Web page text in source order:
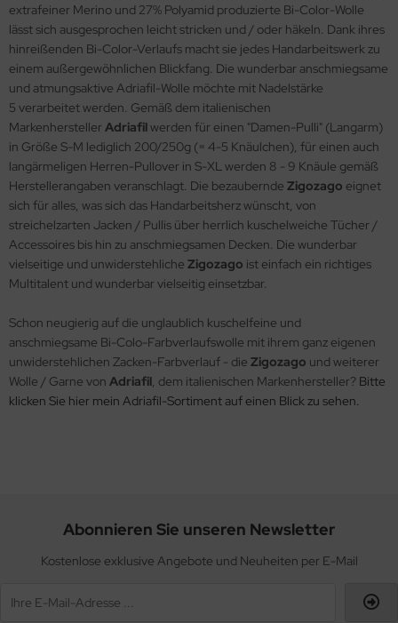
extrafeiner Merino und 27% Polyamid produzierte Bi-Color-Wolle
lässt sich ausgesprochen leicht stricken und / oder häkeln. Dank ihres
hinreißenden Bi-Color-Verlaufs macht sie jedes Handarbeitswerk zu
einem außergewöhnlichen Blickfang. Die wunderbar anschmiegsame
und atmungsaktive Adriafil-Wolle möchte mit Nadelstärke
5 verarbeitet werden. Gemäß dem italienischen
Markenhersteller Adriafilwerden für einen "Damen-Pulli" (Langarm)
in Größe S-M lediglich 200/250g (= 4-5 Knäulchen), für einen auch
langärmeligen Herren-Pullover in S-XL werden 8 - 9 Knäule gemäß
Herstellerangaben veranschlagt. Die bezaubernde Zigozago eignet
sich für alles, was sich das Handarbeitsherz wünscht, von
streichelzarten Jacken / Pullis über herrlich kuschelweiche Tücher /
Accessoires bis hin zu anschmiegsamen Decken. Die wunderbar
vielseitige und unwiderstehliche Zigozago ist einfach ein richtiges
Multitalent und wunderbar vielseitig einsetzbar.
Schon neugierig auf die unglaublich kuschelfeine und
anschmiegsame Bi-Colo-Farbverlaufswolle mit ihrem ganz eigenen
unwiderstehlichen Zacken-Farbverlauf - die Zigozago und weiterer
Wolle / Garne von Adriafil, dem italienischen Markenhersteller? Bitte
klicken Sie hier mein Adriafil-Sortiment auf einen Blick zu sehen.
Abonnieren Sie unseren Newsletter
Kostenlose exklusive Angebote und Neuheiten per E-Mail